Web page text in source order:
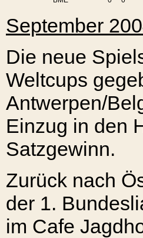
September
Die neue
Weltcups
Antwerpen/
Einzug in den
Satzgewinn.
Zurück nach
der 1.
im Cafe